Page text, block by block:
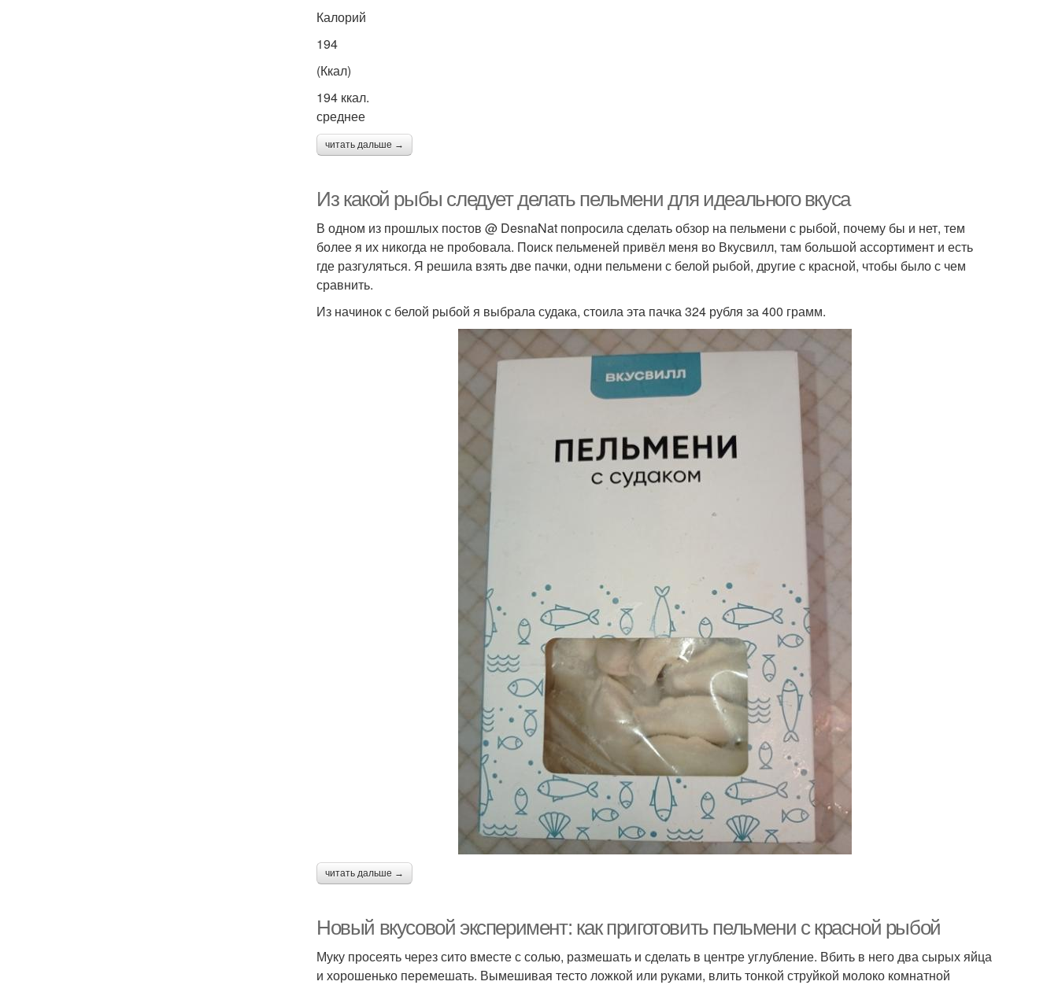
Калорий
194
(Ккал)
194 ккал.
среднее
читать дальше →
Из какой рыбы следует делать пельмени для идеального вкуса
В одном из прошлых постов @ DesnaNat попросила сделать обзор на пельмени с рыбой, почему бы и нет, тем
более я их никогда не пробовала. Поиск пельменей привёл меня во Вкусвилл, там большой ассортимент и есть
где разгуляться. Я решила взять две пачки, одни пельмени с белой рыбой, другие с красной, чтобы было с чем
сравнить.
Из начинок с белой рыбой я выбрала судака, стоила эта пачка 324 рубля за 400 грамм.
читать дальше →
Новый вкусовой эксперимент: как приготовить пельмени с красной рыбой
Муку просеять через сито вместе с солью, размешать и сделать в центре углубление. Вбить в него два сырых яйца
и хорошенько перемешать. Вымешивая тесто ложкой или руками, влить тонкой струйкой молоко комнатной